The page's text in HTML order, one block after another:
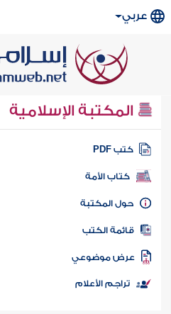
عربي
المكتبة الإسلامية
كتب PDF
كتاب الأمة
المكتبة
الكتب
موضوعي